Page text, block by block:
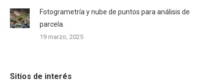
Fotogrametría y nube de puntos para análisis de
parcela.
19 marzo, 2025
Sitios de interés